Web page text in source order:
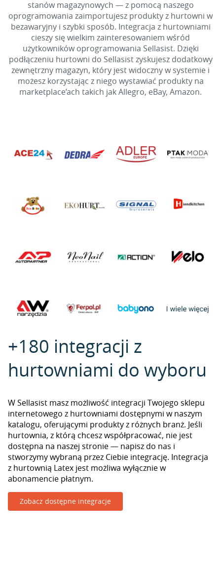
stanów magazynowych — z pomocą naszego
oprogramowania zaimportujesz produkty z hurtowni w
bezawaryjny i szybki sposób. Integracja z hurtowniami
cieszy się wielkim zainteresowaniem wśród
użytkowników oprogramowania Sellasist. Dzięki
podłączeniu hurtowni do Sellasist zyskujesz dodatkowy
zewnętrzny magazyn, który jest widoczny w systemie i
możesz korzystając z niego wystawiać produkty na
marketplace’ach takich jak Allegro, eBay, Amazon.
+180 integracji z
hurtowniami do wyboru
W Sellasist masz możliwość integracji Twojego sklepu
internetowego z hurtowniami dostępnymi w naszym
katalogu, oferującymi produkty z różnych branż. Jeśli
hurtownia, z którą chcesz współpracować, nie jest
dostępna na naszej stronie — napisz do nas i
stworzymy wybraną przez Ciebie integrację. Integracja
z hurtownią Latex jest możliwa wyłącznie w
abonamencie płatnym.
Zobacz dostępne integracje